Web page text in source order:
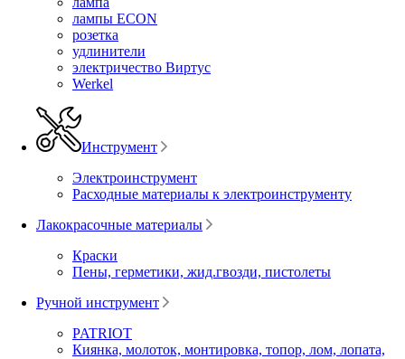
лампы ECON
розетка
удлинители
электричество Виртус
Werkel
Инструмент
Электроинструмент
Расходные материалы к электроинструменту
Лакокрасочные материалы
Краски
Пены, герметики, жид.гвозди, пистолеты
Ручной инструмент
PATRIOT
Киянка, молоток, монтировка, топор, лом, лопата,